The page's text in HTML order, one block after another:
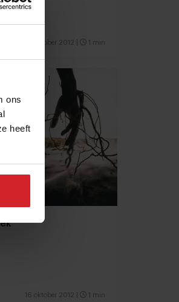
ons
heeft
17 oktober 2012 1 min
16 oktober 2012 1 min